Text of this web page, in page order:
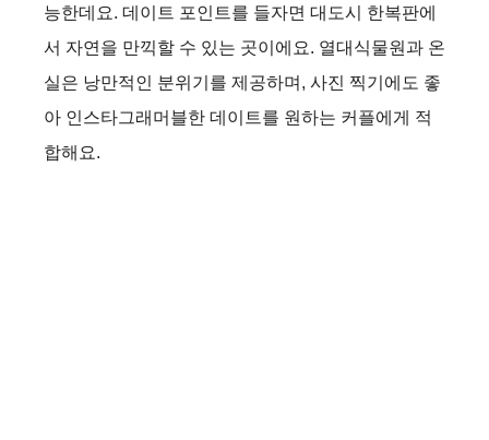
능한데요. 데이트 포인트를 들자면 대도시 한복판에
서 자연을 만끽할 수 있는 곳이에요. 열대식물원과 온
실은 낭만적인 분위기를 제공하며, 사진 찍기에도 좋
아 인스타그래머블한 데이트를 원하는 커플에게 적
합해요.